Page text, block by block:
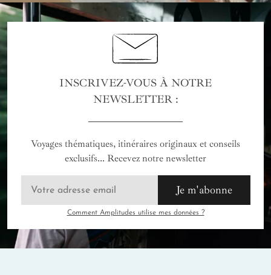
INSCRIVEZ-VOUS À NOTRE
NEWSLETTER :
Voyages thématiques, itinéraires originaux et conseils
exclusifs... Recevez notre newsletter
Je m'abonne
Comment Amplitudes utilise mes données ?